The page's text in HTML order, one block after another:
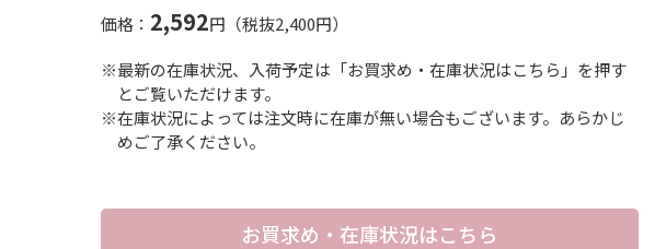
価格： 2,592円（税抜2,400円）
※最新の在庫状況、入荷予定は「お買求め・在庫状況はこちら」を押す
とご覧いただけます。
※在庫状況によっては注文時に在庫が無い場合もございます。あらかじ
めご了承ください。
お買求め・在庫状況はこちら